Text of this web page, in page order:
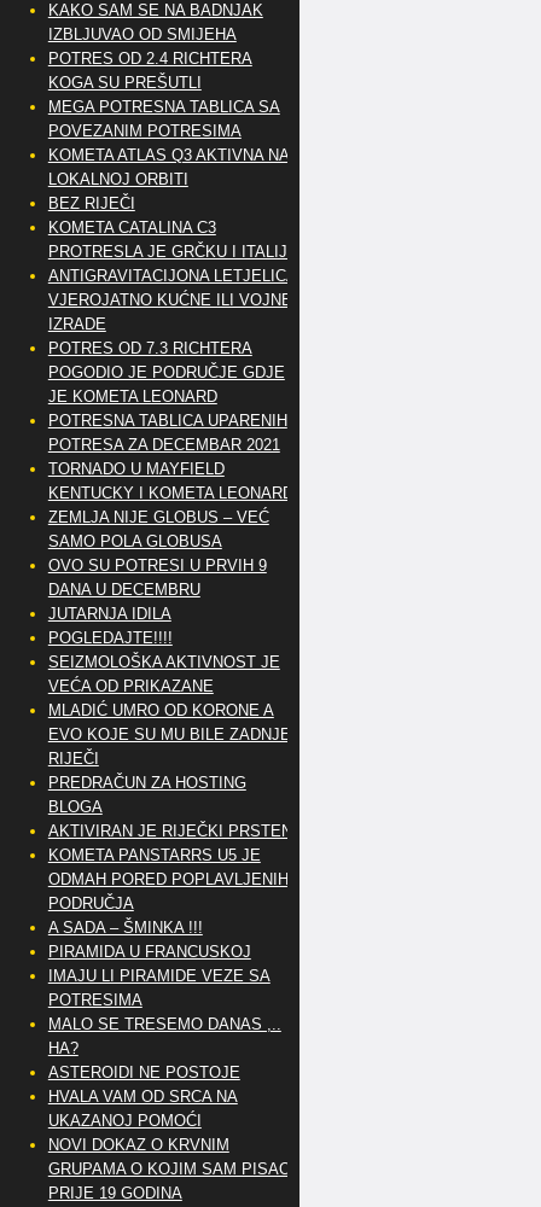
KAKO SAM SE NA BADNJAK
IZBLJUVAO OD SMIJEHA
POTRES OD 2.4 RICHTERA
KOGA SU PREŠUTLI
MEGA POTRESNA TABLICA SA
POVEZANIM POTRESIMA
KOMETA ATLAS Q3 AKTIVNA NA
LOKALNOJ ORBITI
BEZ RIJEČI
KOMETA CATALINA C3
PROTRESLA JE GRČKU I ITALIJU
ANTIGRAVITACIJONA LETJELICA
VJEROJATNO KUĆNE ILI VOJNE
IZRADE
POTRES OD 7.3 RICHTERA
POGODIO JE PODRUČJE GDJE
JE KOMETA LEONARD
POTRESNA TABLICA UPARENIH
POTRESA ZA DECEMBAR 2021
TORNADO U MAYFIELD
KENTUCKY I KOMETA LEONARD
ZEMLJA NIJE GLOBUS – VEĆ
SAMO POLA GLOBUSA
OVO SU POTRESI U PRVIH 9
DANA U DECEMBRU
JUTARNJA IDILA
POGLEDAJTE!!!!
SEIZMOLOŠKA AKTIVNOST JE
VEĆA OD PRIKAZANE
MLADIĆ UMRO OD KORONE A
EVO KOJE SU MU BILE ZADNJE
RIJEČI
PREDRAČUN ZA HOSTING
BLOGA
AKTIVIRAN JE RIJEČKI PRSTEN
KOMETA PANSTARRS U5 JE
ODMAH PORED POPLAVLJENIH
PODRUČJA
A SADA – ŠMINKA !!!
PIRAMIDA U FRANCUSKOJ
IMAJU LI PIRAMIDE VEZE SA
POTRESIMA
MALO SE TRESEMO DANAS ,..
HA?
ASTEROIDI NE POSTOJE
HVALA VAM OD SRCA NA
UKAZANOJ POMOĆI
NOVI DOKAZ O KRVNIM
GRUPAMA O KOJIM SAM PISAO
PRIJE 19 GODINA